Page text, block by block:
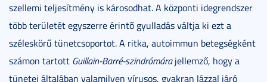
szellemi teljesítmény is károsodhat. A központi idegrendszer
több területét egyszerre érintő gyulladás váltja ki ezt a
széleskörű tünetcsoportot. A ritka, autoimmun betegségként
számon tartott Guillain-Barré-szindrómárajellemző, hogy a
tünetei általában valamilyen vírusos, gyakran lázzal járó